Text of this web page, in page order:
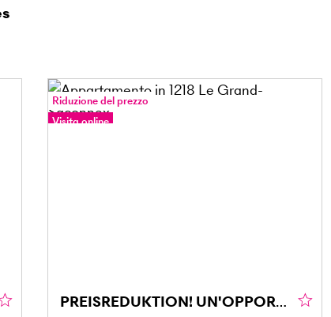
Riduzione del prezzo
Visita online
PREISREDUKTION! UN'OPPORTUNITÀ RARA A GRAND-SACONNEX